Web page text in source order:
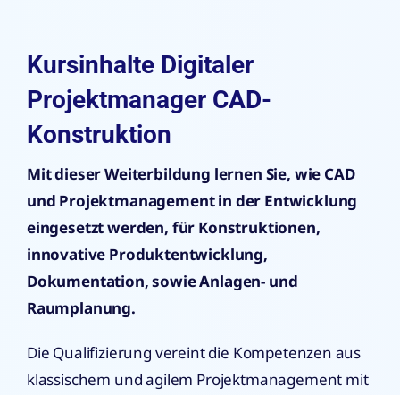
Kursinhalte Digitaler
Projektmanager CAD-
Konstruktion
Mit dieser Weiterbildung lernen Sie, wie CAD
und Projektmanagement in der Entwicklung
eingesetzt werden, für Konstruktionen,
innovative Produktentwicklung,
Dokumentation, sowie Anlagen- und
Raumplanung.
Die Qualifizierung vereint die Kompetenzen aus
klassischem und agilem Projektmanagement mit